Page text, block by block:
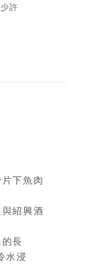
許
下魚肉
紹興酒
長
水浸